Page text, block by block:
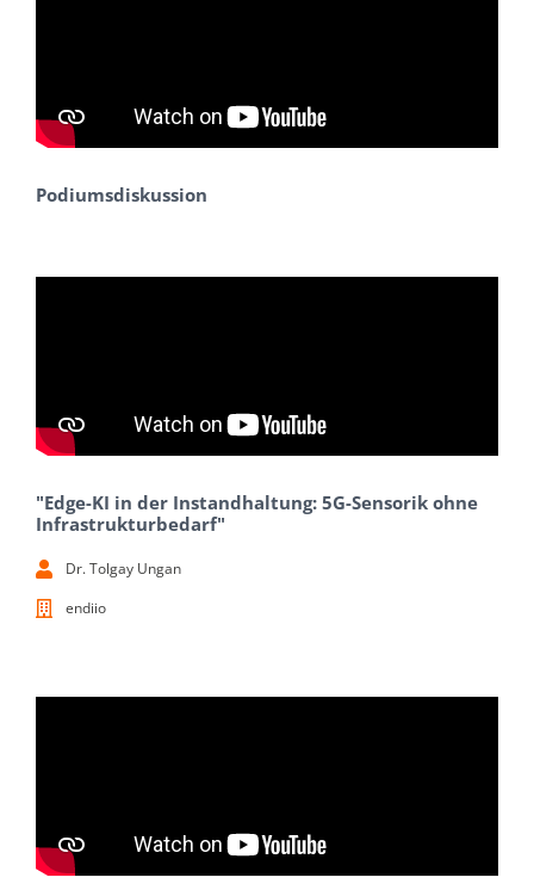
Podiumsdiskussion
"Edge-KI in der Instandhaltung: 5G-Sensorik ohne
Infrastrukturbedarf"
Dr. Tolgay Ungan
endiio